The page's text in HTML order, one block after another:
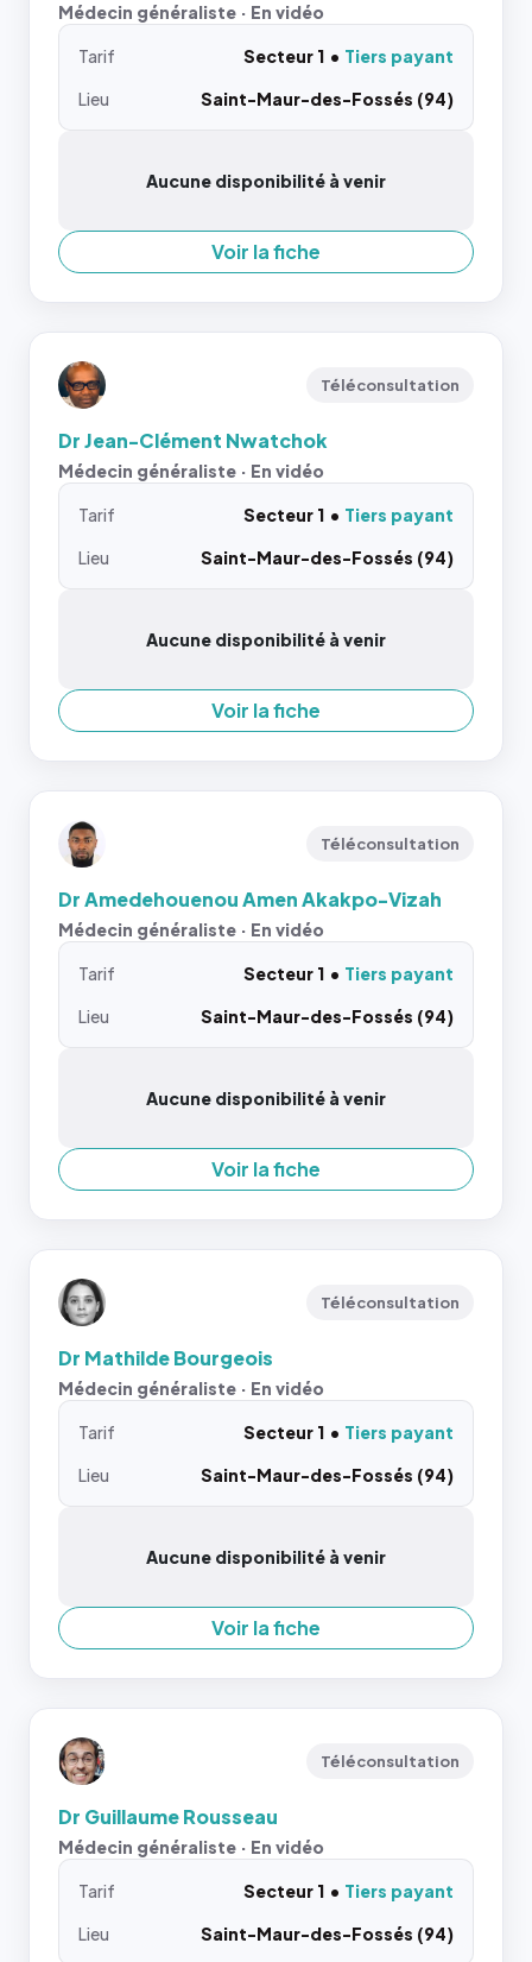
Médecin généraliste · En vidéo
Tarif Secteur 1
Tiers payant
Lieu
Saint-Maur-des-Fossés (94)
Aucune disponibilité à venir
Voir la fiche
Téléconsultation
Dr Jean-Clément Nwatchok
Médecin généraliste · En vidéo
Tarif Secteur 1
Tiers payant
Lieu
Saint-Maur-des-Fossés (94)
Aucune disponibilité à venir
Voir la fiche
Téléconsultation
Dr Amedehouenou Amen Akakpo-Vizah
Médecin généraliste · En vidéo
Tarif Secteur 1
Tiers payant
Lieu
Saint-Maur-des-Fossés (94)
Aucune disponibilité à venir
Voir la fiche
Téléconsultation
Dr Mathilde Bourgeois
Médecin généraliste · En vidéo
Tarif Secteur 1
Tiers payant
Lieu
Saint-Maur-des-Fossés (94)
Aucune disponibilité à venir
Voir la fiche
Téléconsultation
Dr Guillaume Rousseau
Médecin généraliste · En vidéo
Tarif Secteur 1
Tiers payant
Lieu
Saint-Maur-des-Fossés (94)